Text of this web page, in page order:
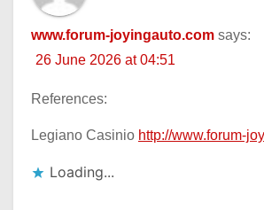
www.forum-joyingauto.com says:
26 June 2026 at 04:51
References:
Legiano Casinio http://www.forum-
Loading...